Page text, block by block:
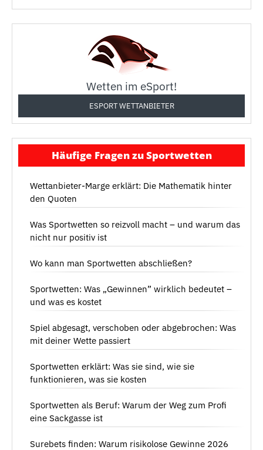
Wetten im eSport!
ESPORT WETTANBIETER
Häufige Fragen zu Sportwetten
Wettanbieter-Marge erklärt: Die Mathematik hinter
den Quoten
Was Sportwetten so reizvoll macht – und warum das
nicht nur positiv ist
Wo kann man Sportwetten abschließen?
Sportwetten: Was „Gewinnen” wirklich bedeutet –
und was es kostet
Spiel abgesagt, verschoben oder abgebrochen: Was
mit deiner Wette passiert
Sportwetten erklärt: Was sie sind, wie sie
funktionieren, was sie kosten
Sportwetten als Beruf: Warum der Weg zum Profi
eine Sackgasse ist
Surebets finden: Warum risikolose Gewinne 2026